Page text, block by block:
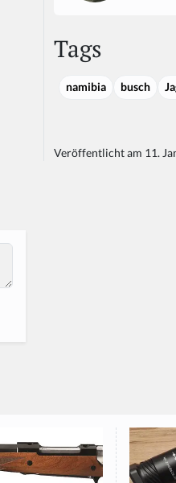
Tags
namibia busch
Veröffentlicht am 11.